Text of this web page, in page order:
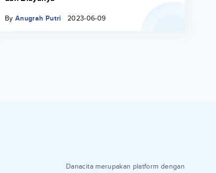
By Anugrah Putri 2023-06-09
Danacita merupakan platform dengan